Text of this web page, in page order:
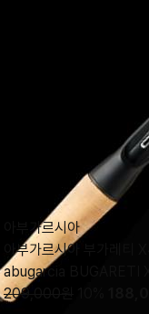
아부가르시아
아부가르시아 부가레티
abugarcia BUGARETI
209,000원